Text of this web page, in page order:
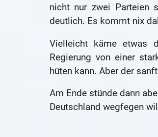
nicht nur zwei Parteien
deutlich. Es kommt nix
Vielleicht käme etwas
Regierung von einer
hüten kann. Aber der
Am Ende stünde dann
Deutschland wegfegen